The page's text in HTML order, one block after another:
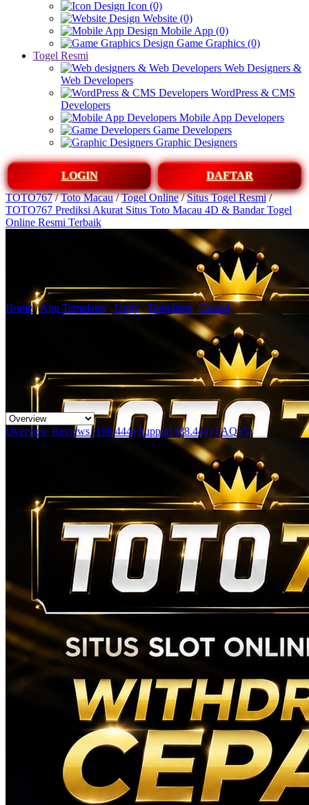
Icon (0)
Website (0)
Mobile App (0)
Game Graphics (0)
Togel Resmi
Web Designers &
Web Developers
WordPress & CMS
Developers
Mobile App Developers
Game Developers
Graphic Designers
LOGIN
DAFTAR
TOTO767/Toto Macau/Togel Online/Situs Togel Resmi/
TOTO767 Prediksi Akurat Situs Toto Macau 4D & Bandar Togel
Online Resmi Terbaik
Home/App Templates Unity / Templates / Casual
Overview Reviews (168.444) Support (88.444) FAQ (5)